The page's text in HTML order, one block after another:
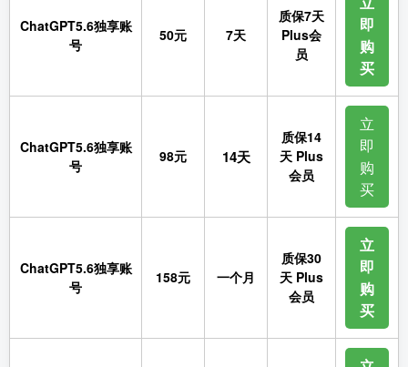
ChatGPT5.6独享账
号
50元 7天
质保7天
Plus会
员
即
购
买
ChatGPT5.6独享账
号
98元 14天
质保14
天 Plus
会员
立
即
购
买
ChatGPT5.6独享账
号
158元 一个月
质保30
天 Plus
会员
立
即
购
买